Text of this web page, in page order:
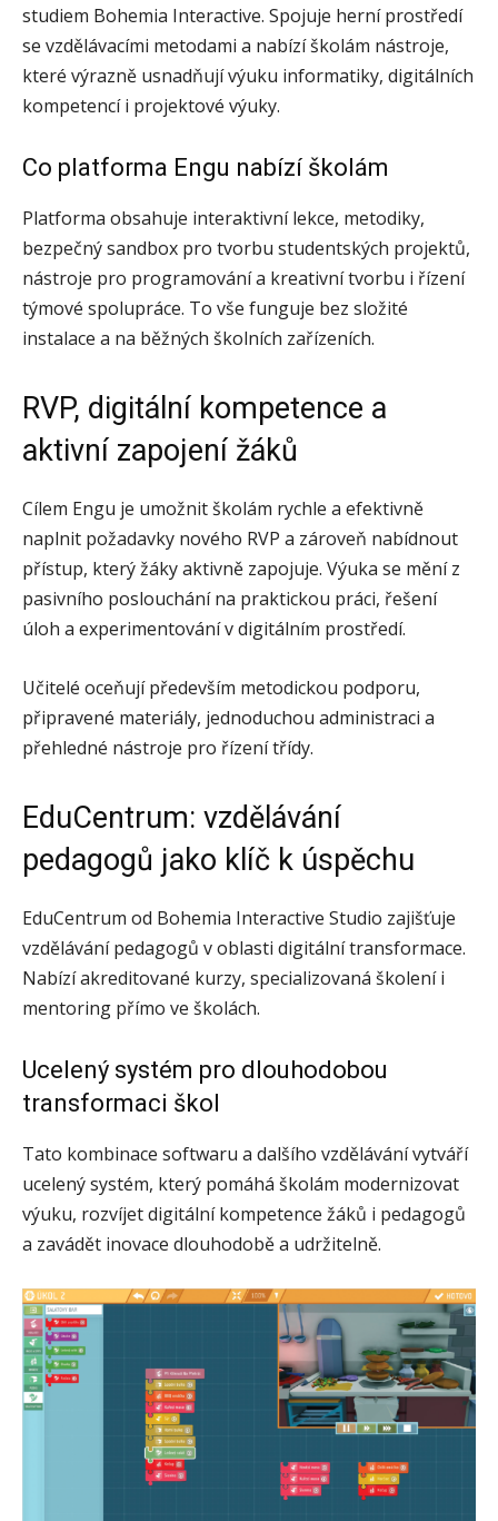
studiem Bohemia Interactive. Spojuje herní prostředí
se vzdělávacími metodami a nabízí školám nástroje,
které výrazně usnadňují výuku informatiky, digitálních
kompetencí i projektové výuky.
Co platforma Engu nabízí školám
Platforma obsahuje interaktivní lekce, metodiky,
bezpečný sandbox pro tvorbu studentských projektů,
nástroje pro programování a kreativní tvorbu i řízení
týmové spolupráce. To vše funguje bez složité
instalace a na běžných školních zařízeních.
RVP, digitální kompetence a
aktivní zapojení žáků
Cílem Engu je umožnit školám rychle a efektivně
naplnit požadavky nového RVP a zároveň nabídnout
přístup, který žáky aktivně zapojuje. Výuka se mění z
pasivního poslouchání na praktickou práci, řešení
úloh a experimentování v digitálním prostředí.
Učitelé oceňují především metodickou podporu,
připravené materiály, jednoduchou administraci a
přehledné nástroje pro řízení třídy.
EduCentrum: vzdělávání
pedagogů jako klíč k úspěchu
EduCentrum od Bohemia Interactive Studio zajišťuje
vzdělávání pedagogů v oblasti digitální transformace.
Nabízí akreditované kurzy, specializovaná školení i
mentoring přímo ve školách.
Ucelený systém pro dlouhodobou
transformaci škol
Tato kombinace softwaru a dalšího vzdělávání vytváří
ucelený systém, který pomáhá školám modernizovat
výuku, rozvíjet digitální kompetence žáků i pedagogů
a zavádět inovace dlouhodobě a udržitelně.